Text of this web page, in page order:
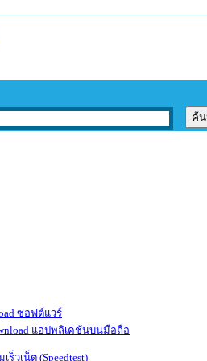
ซอฟต์แวร์
แอปพลิเคชันบนมือถือ
ร็วเน็ต (Speedtest)